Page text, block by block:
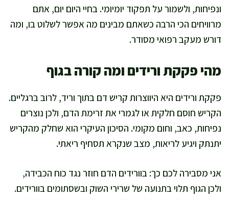
ונפיחות, ולשמור על תפקוד יומיומי. בחיי היום יום, אתם
מרוויחים הכי הרבה כשאתם מבינים מה אפשר לשלוט בו, ומה
דורש מעקב רפואי מסודר.
מהי פקקת ורידים ומה קורה בגוף
פקקת ורידים היא היווצרות קריש דם בתוך וריד, לרוב ברגליים.
הקריש חוסם חלקית או לגמרי את זרימת הדם, ולכן נוצרים
נפיחות, כאב, וחום מקומי. הסיכון העיקרי הוא שחלק מהקריש
יתנתק ויגיע לריאות, מצב שנקרא תסחיף ריאתי.
אני מסבירה לכם כך: בוורידים הדם חוזר נגד כוח הכבידה,
ולכן הגוף תלוי בתנועה של שרירי השוק ובשסתומים בוורידים.